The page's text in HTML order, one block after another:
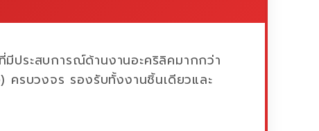
ประสบการณ์ด้านงานอะคริลิคมากกว่า
รบวงจร รองรับทั้งงานชิ้นเดียวและ